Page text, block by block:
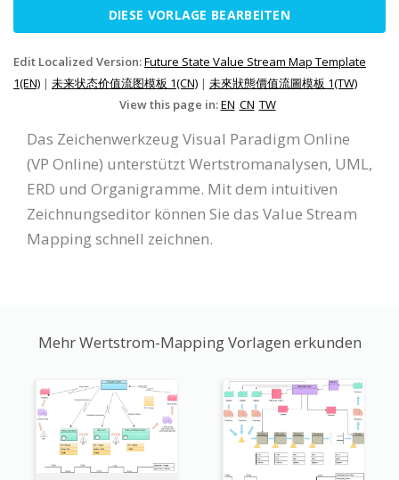
DIESE VORLAGE BEARBEITEN
Edit Localized Version:Future State Value Stream Map Template
1(EN) | 未来状态价值流图模板 1(CN) | 未來狀態價值流圖模板 1(TW)
View this page in:EN CN TW
Das Zeichenwerkzeug Visual Paradigm Online
(VP Online) unterstützt Wertstromanalysen, UML,
ERD und Organigramme. Mit dem intuitiven
Zeichnungseditor können Sie das Value Stream
Mapping schnell zeichnen.
Mehr Wertstrom-Mapping Vorlagen erkunden